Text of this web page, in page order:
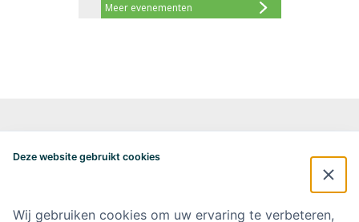
Meer evenementen
Postbus 7057
alzheimercentrum@amsterdamumc.nl
Deze website gebruikt cookies
Wij gebruiken cookies om uw ervaring te verbeteren,